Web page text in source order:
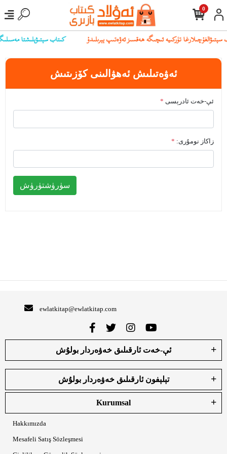
كىتاب سېتىۋېلىشتا
0
ئەۋەتىلىش ئەھۋالىنى كۆزىتىش
ئې-خەت ئادرېسى *
زاكاز نومۇرى: *
سۈرۈشتۈرۈش
ewlatkitap@ewlatkitap.com
ئې-خەت ئارقىلىق خەۋەردار بولۇش
تېلېفون ئارقىلىق خەۋەردار بولۇش
Kurumsal
Hakkımızda
Mesafeli Satış Sözleşmesi